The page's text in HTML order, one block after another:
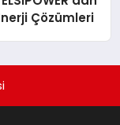
Çözümleri